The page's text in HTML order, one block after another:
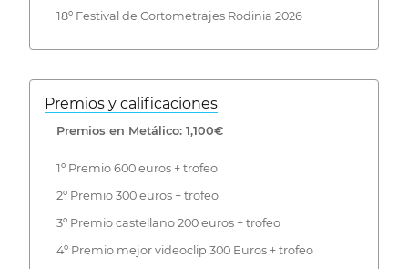
18º Festival de Cortometrajes Rodinia 2026
Premios y calificaciones
Premios en Metálico: 1,100€
1º Premio 600 euros + trofeo
2º Premio 300 euros + trofeo
3º Premio castellano 200 euros + trofeo
4º Premio mejor videoclip 300 Euros + trofeo